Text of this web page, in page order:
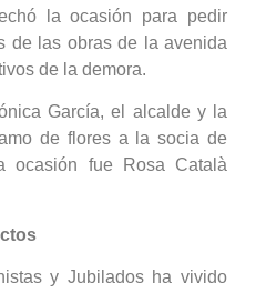
la ocasión para pedir
de las obras de la avenida
de la demora.
García, el alcalde y la
de flores a la socia de
ocasión fue Rosa Català
y Jubilados ha vivido